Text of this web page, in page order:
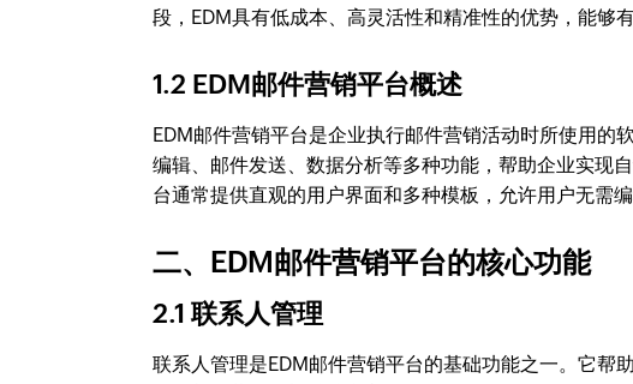
段，EDM具有低成本、高灵活性和精准性的优势，能够
1.2 EDM邮件营销平台概述
EDM邮件营销平台是企业执行邮件营销活动时所使用的
编辑、邮件发送、数据分析等多种功能，帮助企业实现
台通常提供直观的用户界面和多种模板，允许用户无需
二、EDM邮件营销平台的核心功能
2.1 联系人管理
联系人管理是EDM邮件营销平台的基础功能之一。它帮